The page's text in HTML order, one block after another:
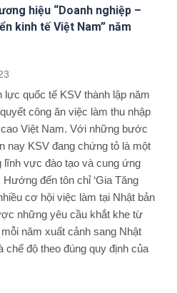
hiệu “Doanh nghiệp –
kinh tế Việt Nam” năm
quốc tế KSV thành lập năm
công ăn việc làm thu nhập
Việt Nam. Với những bước
nay KSV đang chứng tỏ là một
lĩnh vực đào tạo và cung ứng
đến tôn chỉ ‘Gia Tăng
cơ hội việc làm tại Nhật bản
những yêu cầu khắt khe từ
năm xuất cảnh sang Nhật
độ theo đúng quy định của